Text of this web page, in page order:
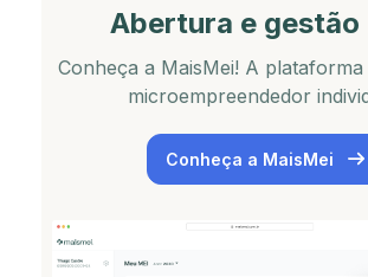
Abertura e gestão
Conheça a MaisMei! A
microempreendedor
Conheça a MaisMei